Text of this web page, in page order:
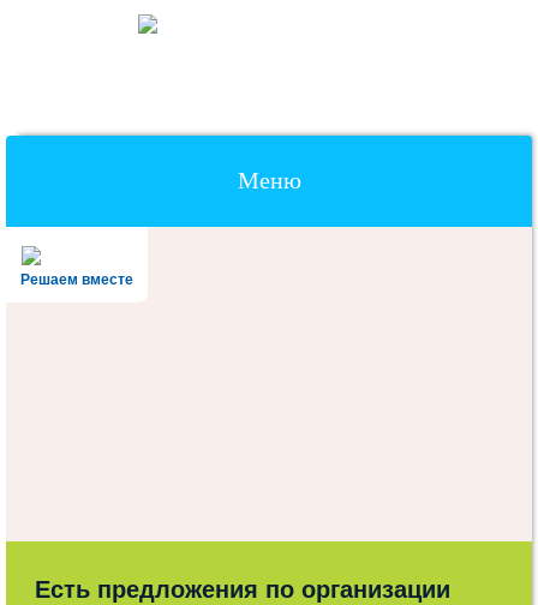
Меню
Наверх
Решаем вместе
Есть предложения по организации